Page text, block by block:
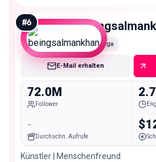
#6
Mega
E-Mail erhalten
72.0M
Follower
-
Durchschn. Aufrufe
Künstler | Menschenfreund